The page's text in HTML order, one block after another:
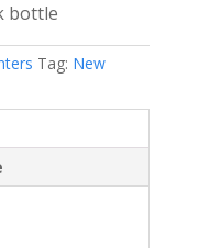
bottle
Tag: New